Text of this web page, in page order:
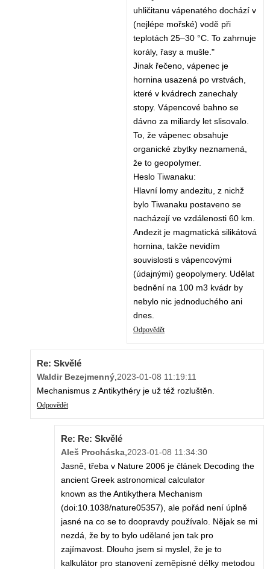
uhličitanu vápenatého dochází v
(nejlépe mořské) vodě při
teplotách 25–30 °C. To zahrnuje
korály, řasy a mušle."
Jinak řečeno, vápenec je
hornina usazená po vrstvách,
které v kvádrech zanechaly
stopy. Vápencové bahno se
dávno za miliardy let slisovalo.
To, že vápenec obsahuje
organické zbytky neznamená,
že to geopolymer.
Heslo Tiwanaku:
Hlavní lomy andezitu, z nichž
bylo Tiwanaku postaveno se
nacházejí ve vzdálenosti 60 km.
Andezit je magmatická silikátová
hornina, takže nevidím
souvislosti s vápencovými
(údajnými) geopolymery. Udělat
bednění na 100 m3 kvádr by
nebylo nic jednoduchého ani
dnes.
Odpovědět
Re: Skvělé
Waldir Bezejmenný 2023-01-08 11:19:11
Mechanismus z Antikythéry je už též rozluštěn.
Odpovědět
Re: Re: Skvělé
Aleš Procháska 2023-01-08 11:34:30
Jasně, třeba v Nature 2006 je článek Decoding the
ancient Greek astronomical calculator
known as the Antikythera Mechanism
(doi:10.1038/nature05357), ale pořád není úplně
jasné na co se to doopravdy používalo. Nějak se mi
nezdá, že by to bylo udělané jen tak pro
zajímavost. Dlouho jsem si myslel, že je to
kalkulátor pro stanovení zeměpisné délky metodou